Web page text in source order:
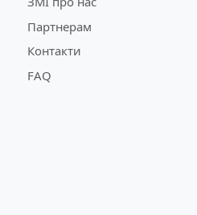
Партнерам
Контакти
FAQ